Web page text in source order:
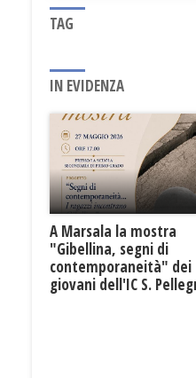
TAG
IN EVIDENZA
A Marsala la mostra
"Gibellina, segni di
contemporaneità" dei
giovani dell'IC S.